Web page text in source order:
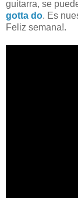
guitarra, se
gotta do. Es
Feliz semana!.